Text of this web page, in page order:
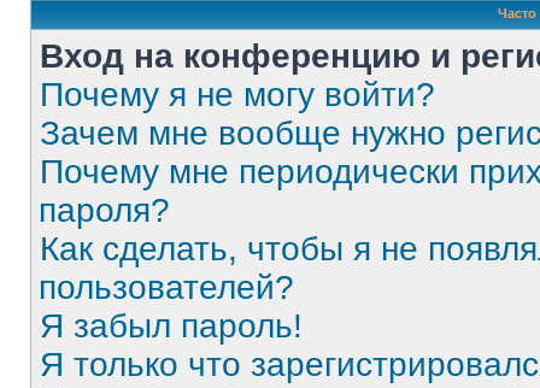
Вход на конференцию и
Почему я не могу войти?
Зачем мне вообще нужно
Почему мне периодически
пароля?
Как сделать, чтобы я не
пользователей?
Я забыл пароль!
Я только что